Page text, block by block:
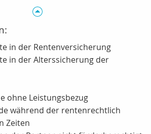
in der Rentenversicherung
in der Alterssicherung der
ohne Leistungsbezug
während der rentenrechtlich
Zeiten